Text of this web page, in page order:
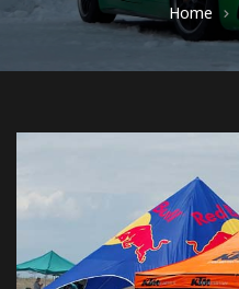
Home